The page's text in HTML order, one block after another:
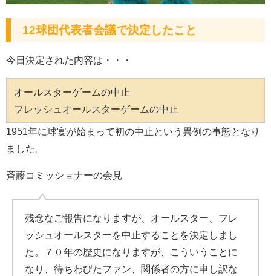
12球団代表者会議で決定したこと
今日決定された内容は・・・
オールスターゲームの中止
フレッシュオールスターゲームの中止
1951年に球宴が始まって初の中止という異例の事態となり
ました。
斉藤コミッショナーの会見
残念なご報告になりますが、オールスター、フレ
ッシュオールスターを中止することを決定しまし
た。７０年の歴史になりますが、こういうことに
なり、待ちわびたファン、関係者の方に申し訳な